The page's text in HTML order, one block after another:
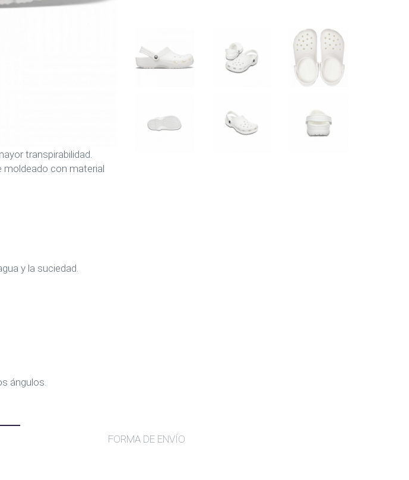
transpirabilidad.
moldeado con material
y la suciedad.
ángulos.
FORMA DE ENVÍO